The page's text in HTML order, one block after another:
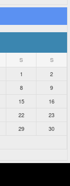
S S
1
2
8
9
15
16
22
23
29
30